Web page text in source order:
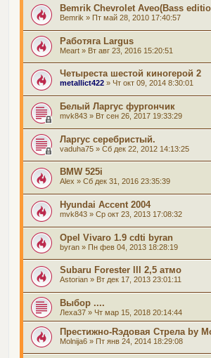
Bemrik Chevrolet Aveo(Bass
Bemrik » Пт май 28, 2010 17:40:57
Работяга Largus
Meart » Вт авг 23, 2016 15:20:51
Четыреста шестой киногерой 2
metallict422 » Чт окт 09, 2014 8:30:01
Белый Ларгус фургончик
mvk843 » Вт сен 26, 2017 19:33:29
Ларгус серебристый.
vaduha75 » Сб дек 22, 2012 14:13:25
BMW 525i
Alex » Сб дек 31, 2016 23:35:39
Hyundai Accent 2004
mvk843 » Ср окт 23, 2013 17:08:32
Opel Vivaro 1.9 cdti byran
byran » Пн фев 04, 2013 18:28:19
Subaru Forester lll 2,5 атмо
Astorian » Вт дек 17, 2013 23:01:11
Выбор ....
Леха37 » Чт мар 15, 2018 20:14:44
Престижно-Rэдовая Стрела by
Molnija6 » Пт янв 24, 2014 18:29:08